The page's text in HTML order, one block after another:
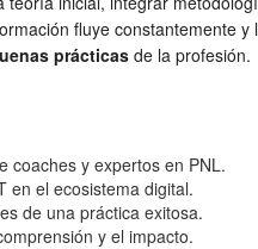
fluye constantemente
prácticas de la profesión.
coaches y expertos en PNL.
en el ecosistema digital.
de una práctica exitosa.
y el impacto.